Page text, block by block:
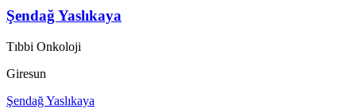
Şendağ Yaslıkaya
Tıbbi Onkoloji
Giresun
Şendağ Yaslıkaya